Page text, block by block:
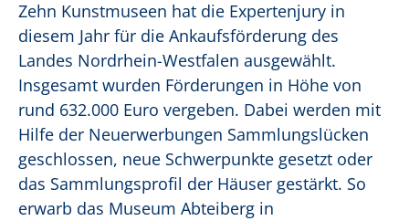
Zehn Kunstmuseen hat die Expertenjury in
diesem Jahr für die Ankaufsförderung des
Landes Nordrhein-Westfalen ausgewählt.
Insgesamt wurden Förderungen in Höhe von
rund 632.000 Euro vergeben. Dabei werden mit
Hilfe der Neuerwerbungen Sammlungslücken
geschlossen, neue Schwerpunkte gesetzt oder
das Sammlungsprofil der Häuser gestärkt. So
erwarb das Museum Abteiberg in